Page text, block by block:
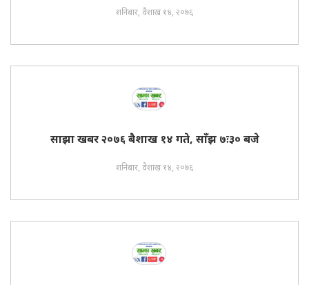
शनिबार, वैशाख १४, २०७६
साझा खबर २०७६ बैशाख १४ गते, साँझ ७ः३० बजे
शनिबार, वैशाख १४, २०७६